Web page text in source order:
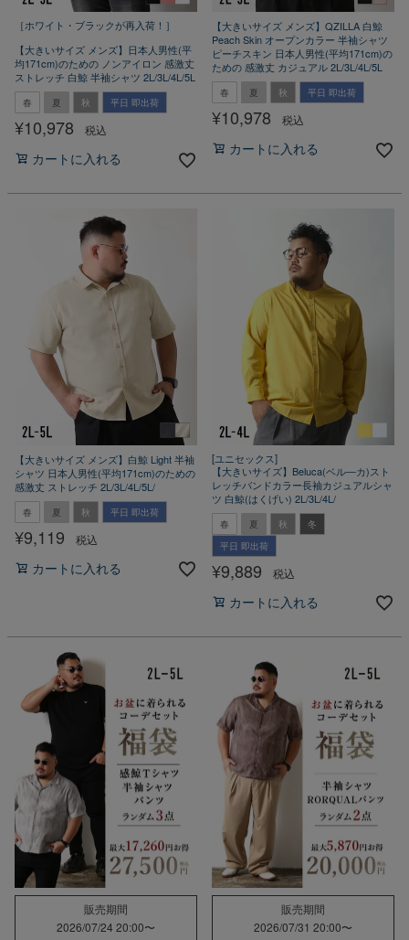
［ホワイト・ブラックが再入荷！］
【大きいサイズ メンズ】日本人男性(平
均171cm)のための ノンアイロン 感激丈
ストレッチ 白鯨 半袖シャツ 2L/3L/4L/5L
春 夏 秋 平日 即出荷
¥10,978 税込
カートに入れる
【大きいサイズ メンズ】QZILLA 白鯨
Peach Skin オープンカラー 半袖シャツ
ピーチスキン 日本人男性(平均171cm)の
ための 感激丈 カジュアル 2L/3L/4L/5L
春 夏 秋 平日 即出荷
¥10,978 税込
カートに入れる
【大きいサイズ メンズ】白鯨 Light 半袖
シャツ 日本人男性(平均171cm)のための
感激丈 ストレッチ 2L/3L/4L/5L/
春 夏 秋 平日 即出荷
¥9,119 税込
カートに入れる
[ユニセックス]
【大きいサイズ】Beluca(ベル―カ)スト
レッチバンドカラー長袖カジュアルシャ
ツ 白鯨(はくげい) 2L/3L/4L/
春 夏 秋
冬
平日 即出荷
¥9,889 税込
カートに入れる
販売期間
2026/07/24 20:00〜
販売期間
2026/07/31 20:00〜